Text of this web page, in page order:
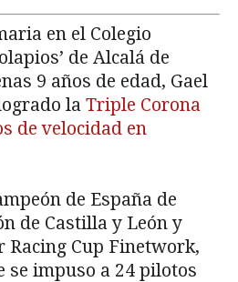
en el Colegio
de Alcalá de
9 años de edad, Gael
la Triple Corona
de velocidad en
de España de
de Castilla y León y
Racing Cup Finetwork,
se impuso a 24 pilotos